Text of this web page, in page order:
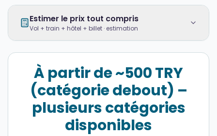
Estimer le prix tout compris
Vol + train + hôtel + billet · estimation
À partir de ~500 TRY
(catégorie debout) –
plusieurs catégories
disponibles